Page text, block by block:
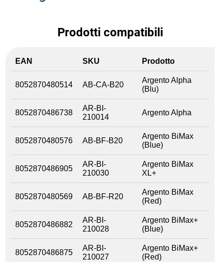
Prodotti compatibili
EAN SKU Prodotto
8052870480514 AB-CA-B20
Argento Alpha
(Blu)
8052870486738
AR-BI-
210014
Argento Alpha
8052870480576 AB-BF-B20
Argento BiMax
(Blue)
8052870486905
AR-BI-
210030
Argento BiMax
XL+
8052870480569 AB-BF-R20
Argento BiMax
(Red)
8052870486882
AR-BI-
210028
Argento BiMax+
(Blue)
8052870486875
AR-BI-
210027
Argento BiMax+
(Red)